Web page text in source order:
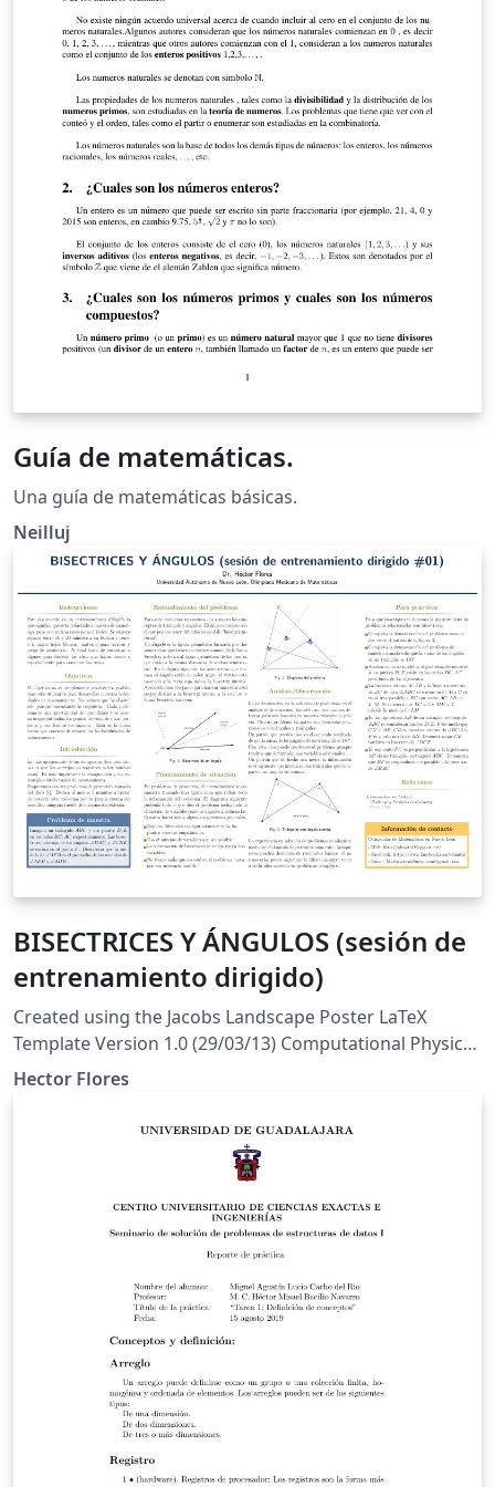
dispositivo mind uploading.
Guía de matemáticas.
Una guía de matemáticas básicas.
Neilluj
BISECTRICES Y ÁNGULOS (sesión de
entrenamiento dirigido)
Created using the Jacobs Landscape Poster LaTeX
Template Version 1.0 (29/03/13) Computational Physics
and Biophysics Group, Jacobs University
university.de:8443/confluence/display/CoPandBiG/LaTe
X+Poster Further modified by: Nathaniel Johnston
(nathaniel@njohnston.ca) This template has been
downloaded from http://www.LaTeXTemplates.com
Hector Flores